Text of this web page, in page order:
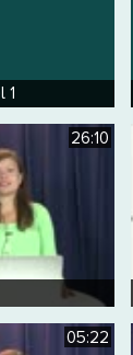
1
26:10
05:22